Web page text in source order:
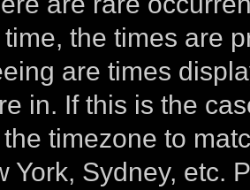
the times are
are times
in. If this is the
timezone to
York, Sydney, etc.